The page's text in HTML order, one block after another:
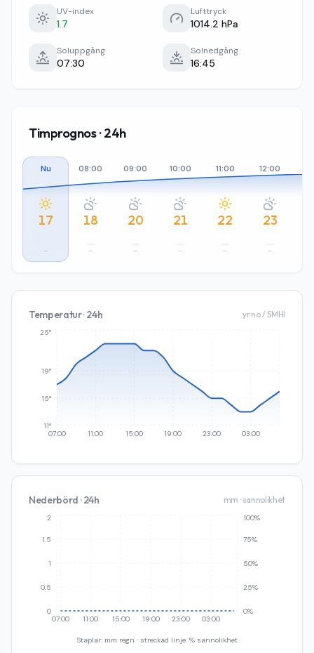
UV-index
1.7
Lufttryck
1014.2 hPa
Soluppgång
07:30
Solnedgång
16:45
Timprognos · 24h
Nu
17
–
08:00
18
–
09:00
20
–
10:00
21
–
11:00
22
–
12:00
23
–
Temperatur · 24h yr.no / SMHI
07:00 11:00 15:00 19:00 23:00 03:00
11°
15°
19°
25°
Nederbörd · 24h mm · sannolikhet
07:00 11:00 15:00 19:00 23:00 03:00
0
0.5
1
1.5
2
0%
25%
50%
75%
100%
Staplar: mm regn · streckad linje: % sannolikhet